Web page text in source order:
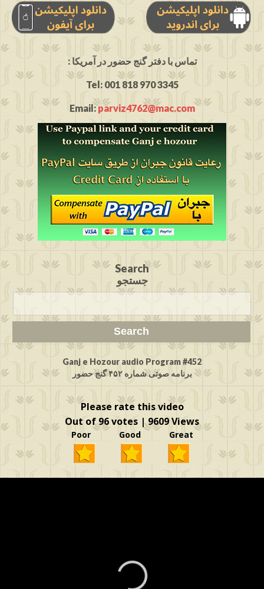
: تماس با دفتر گنج حضور در آمریکا
Tel: 001 818 970 3345
Email:parviz4762@mac.com
Search
جستجو
Ganj e Hozour audio Program #452
برنامه صوتی شماره ۴۵۲ گنج حضور
Please rate this video
Out of 96 votes | 9609 Views
Poor Good Great